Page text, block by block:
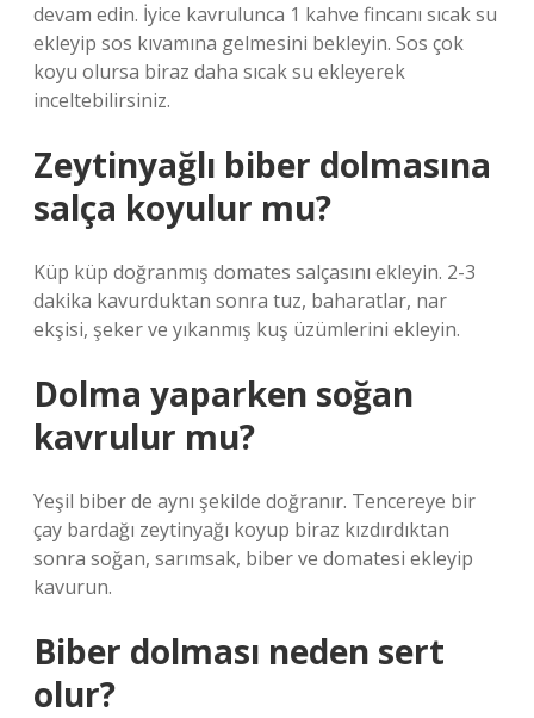
devam edin. İyice kavrulunca 1 kahve fincanı sıcak su
ekleyip sos kıvamına gelmesini bekleyin. Sos çok
koyu olursa biraz daha sıcak su ekleyerek
inceltebilirsiniz.
Zeytinyağlı biber dolmasına
salça koyulur mu?
Küp küp doğranmış domates salçasını ekleyin. 2-3
dakika kavurduktan sonra tuz, baharatlar, nar
ekşisi, şeker ve yıkanmış kuş üzümlerini ekleyin.
Dolma yaparken soğan
kavrulur mu?
Yeşil biber de aynı şekilde doğranır. Tencereye bir
çay bardağı zeytinyağı koyup biraz kızdırdıktan
sonra soğan, sarımsak, biber ve domatesi ekleyip
kavurun.
Biber dolması neden sert
olur?